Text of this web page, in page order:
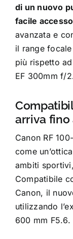
di un nuovo
facile accesso
avanzata e
il range
più rispetto
EF 300mm f/
arriva fino
Canon RF
come
ambiti
Compatibile
Canon, il
utilizzando
600 mm F5.6.